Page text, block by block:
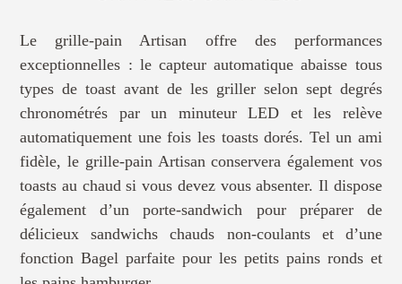
Le grille-pain Artisan offre des performances
exceptionnelles : le capteur automatique abaisse tous
types de toast avant de les griller selon sept degrés
chronométrés par un minuteur LED et les relève
automatiquement une fois les toasts dorés. Tel un ami
fidèle, le grille-pain Artisan conservera également vos
toasts au chaud si vous devez vous absenter. Il dispose
également d’un porte-sandwich pour préparer de
délicieux sandwichs chauds non-coulants et d’une
fonction Bagel parfaite pour les petits pains ronds et